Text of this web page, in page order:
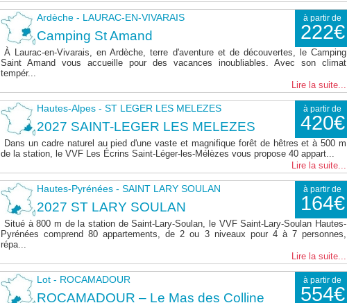
Ardèche - LAURAC-EN-VIVARAIS à partir de
222€
Camping St Amand
À Laurac-en-Vivarais, en Ardèche, terre d'aventure et de découvertes, le Camping
Saint Amand vous accueille pour des vacances inoubliables. Avec son climat
tempér...
Lire la suite...
Hautes-Alpes - ST LEGER LES MELEZES à partir de
420€
2027 SAINT-LEGER LES MELEZES
Dans un cadre naturel au pied d'une vaste et magnifique forêt de hêtres et à 500 m
de la station, le VVF Les Écrins Saint-Léger-les-Mélèzes vous propose 40 appart...
Lire la suite...
Hautes-Pyrénées - SAINT LARY SOULAN à partir de
164€
2027 ST LARY SOULAN
Situé à 800 m de la station de Saint-Lary-Soulan, le VVF Saint-Lary-Soulan Hautes-
Pyrénées comprend 80 appartements, de 2 ou 3 niveaux pour 4 à 7 personnes,
répa...
Lire la suite...
Lot - ROCAMADOUR à partir de
554€
ROCAMADOUR – Le Mas des Colline